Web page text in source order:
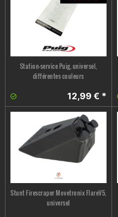
Station-service Puig, universel,
différentes couleurs
12,99 € *
Stunt Firescraper Movetronix FlareV5,
universel